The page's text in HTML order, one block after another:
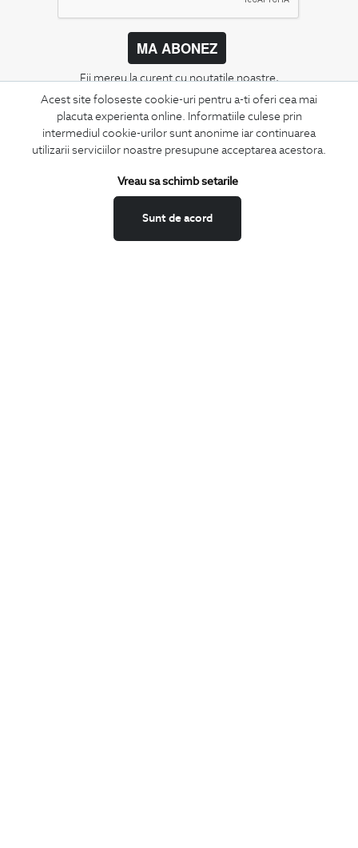
Acest site foloseste cookie-uri pentru a-ti oferi cea mai
placuta experienta online. Informatiile culese prin
intermediul cookie-urilor sunt anonime iar continuarea
utilizarii serviciilor noastre presupune acceptarea acestora.
Sunt de acord
Vreau sa schimb setarile
MA ABONEZ
Fii mereu la curent cu noutatile noastre,
oferte speciale si trenduri in moda masculina.
CONCIERGE
Termeni si conditii
Schimburi si retur
Securitatea datelor
Feedback site
ANPC